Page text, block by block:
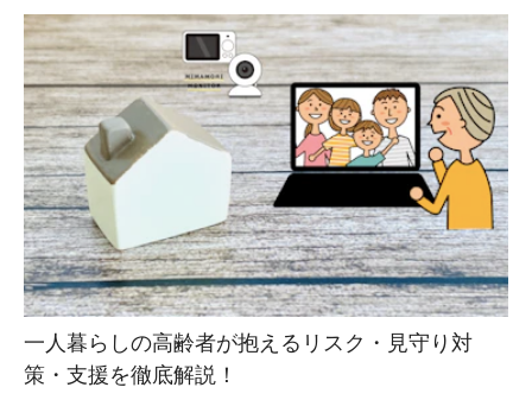
一人暮らしの高齢者が抱えるリスク・見守り対
策・支援を徹底解説！